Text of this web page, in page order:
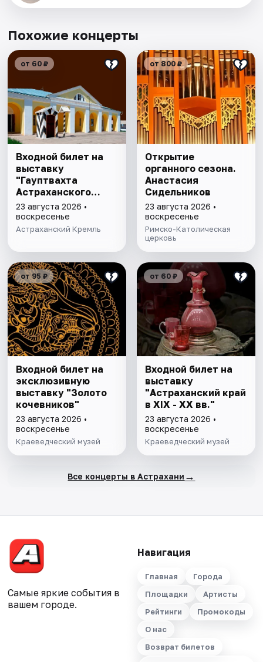
Похожие концерты
от 60 ₽
Входной билет на
выставку
"Гауптвахта
Астраханского
гарнизона. XIX в."
23 августа 2026 •
воскресенье
Астраханский Кремль
от 800 ₽
Открытие
органного сезона.
Анастасия
Сидельников
23 августа 2026 •
воскресенье
Римско-Католическая
церковь
от 95 ₽
Входной билет на
эксклюзивную
выставку "Золото
кочевников"
23 августа 2026 •
воскресенье
Краеведческий музей
от 60 ₽
Входной билет на
выставку
"Астраханский край
в XIX - XX вв."
23 августа 2026 •
воскресенье
Краеведческий музей
Все концерты в Астрахани →
Самые яркие события в
вашем городе.
Навигация
Главная
Города
Площадки
Артисты
Рейтинги
Промокоды
О нас
Возврат билетов